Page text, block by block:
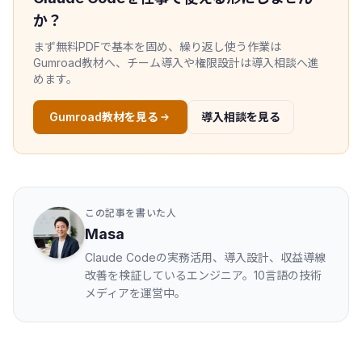
か？
まず無料PDFで基本を固め、繰り返し使う作業は
Gumroad教材へ、チーム導入や権限設計は導入相談へ進
めます。
Gumroad教材を見る 導入相談を見る
この記事を書いた人
Masa
Claude Codeの実務活用、導入設計、収益導線
改善を検証しているエンジニア。10言語の技術
メディアを運営中。